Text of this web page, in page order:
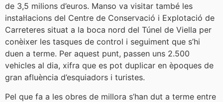
de 3,5 milions d’euros. Manso va visitar també les
instal·lacions del Centre de Conservació i Explotació de
Carreteres situat a la boca nord del Túnel de Viella per
conèixer les tasques de control i seguiment que s’hi
duen a terme. Per aquest punt, passen uns 2.500
vehicles al dia, xifra que es pot duplicar en èpoques de
gran afluència d’esquiadors i turistes.
Pel que fa a les obres de millora s’han dut a terme entre